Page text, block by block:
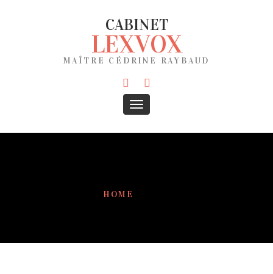
CABINET
LEXVOX
MAÎTRE CÉDRINE RAYBAUD
HOME